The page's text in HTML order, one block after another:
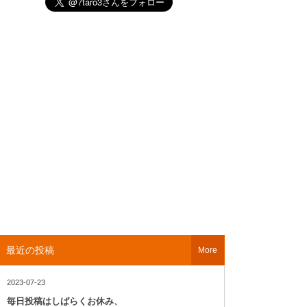
最近の投稿
2023-07-23
毎日投稿はしばらくお休み、
More